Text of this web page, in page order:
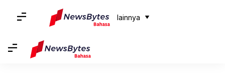
lainnya